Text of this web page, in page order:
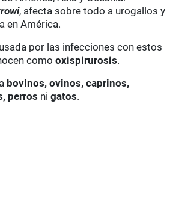
, afecta sobre todo a urogallos y
en América.
por las infecciones con estos
comooxispirurosis.
bovinos, ovinos, caprinos,
perros nigatos.